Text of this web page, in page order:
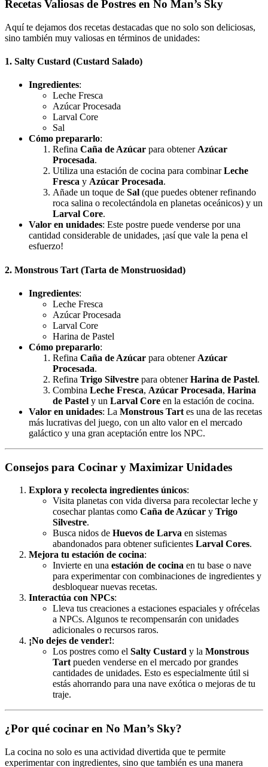
Recetas Valiosas de Postres en No Man’s Sky
Aquí te dejamos dos recetas destacadas que no solo son deliciosas,
sino también muy valiosas en términos de unidades:
1. Salty Custard (Custard Salado)
Ingredientes:
Leche Fresca
Azúcar Procesada
Larval Core
Sal
Cómo prepararlo:
Refina Caña de Azúcar para obtenerAzúcar
Procesada.
Utiliza una estación de cocina para combinarLeche
Fresca y Azúcar Procesada.
Añade un toque de Sal (que puedes obtener refinando
roca salina o recolectándola en planetas oceánicos) y un
Larval Core.
Valor en unidades: Este postre puede venderse por una
cantidad considerable de unidades, ¡así que vale la pena el
esfuerzo!
2. Monstrous Tart (Tarta de Monstruosidad)
Ingredientes:
Leche Fresca
Azúcar Procesada
Larval Core
Harina de Pastel
Cómo prepararlo:
Refina Caña de Azúcar para obtener Azúcar
Procesada.
Refina Trigo Silvestre para obtenerHarina de Pastel.
Combina Leche Fresca, Azúcar Procesada, Harina
de Pastel y un Larval Core en la estación de cocina.
Valor en unidades: La Monstrous Tart es una de las recetas
más lucrativas del juego, con un alto valor en el mercado
galáctico y una gran aceptación entre los NPC.
Consejos para Cocinar y Maximizar Unidades
Explora y recolecta ingredientes únicos:
Visita planetas con vida diversa para recolectar leche y
cosechar plantas como Caña de Azúcar y Trigo
Silvestre.
Busca nidos de Huevos de Larva en sistemas
abandonados para obtener suficientes Larval Cores.
Mejora tu estación de cocina:
Invierte en una estación de cocina en tu base o nave
para experimentar con combinaciones de ingredientes y
desbloquear nuevas recetas.
Interactúa con NPCs:
Lleva tus creaciones a estaciones espaciales y ofrécelas
a NPCs. Algunos te recompensarán con unidades
adicionales o recursos raros.
¡No dejes de vender!:
Los postres como el Salty Custard y la Monstrous
Tartpueden venderse en el mercado por grandes
cantidades de unidades. Esto es especialmente útil si
estás ahorrando para una nave exótica o mejoras de tu
traje.
¿Por qué cocinar en No Man’s Sky?
La cocina no solo es una actividad divertida que te permite
experimentar con ingredientes, sino que también es una manera